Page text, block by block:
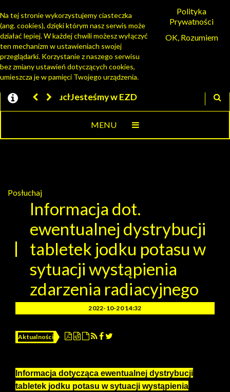
PORTAL MIESZKAŃCA
Jesteśmy w EZD
MENU
Posłuchaj
Informacja dot.
ewentualnej dystrybucji
tabletek jodku potasu w
sytuacji wystąpienia
zdarzenia radiacyjnego
2022-10-20 14:32
Aktualności
Informacja dotycząca ewentualnej dystrybucji
tabletek jodku potasu w sytuacji wystąpienia
Polityka
Prywatności
OK, Rozumiem
Na tej stronie wykorzystujemy ciasteczka
(ang. cookies), dzięki którym nasz serwis może
działać lepiej. W każdej chwili możesz wyłączyć
ten mechanizm w ustawieniach swojej
przeglądarki. Korzystanie z naszego serwisu
bez zmiany ustawień dotyczących cookies,
umieszcza je w pamięci Twojego urządzenia.